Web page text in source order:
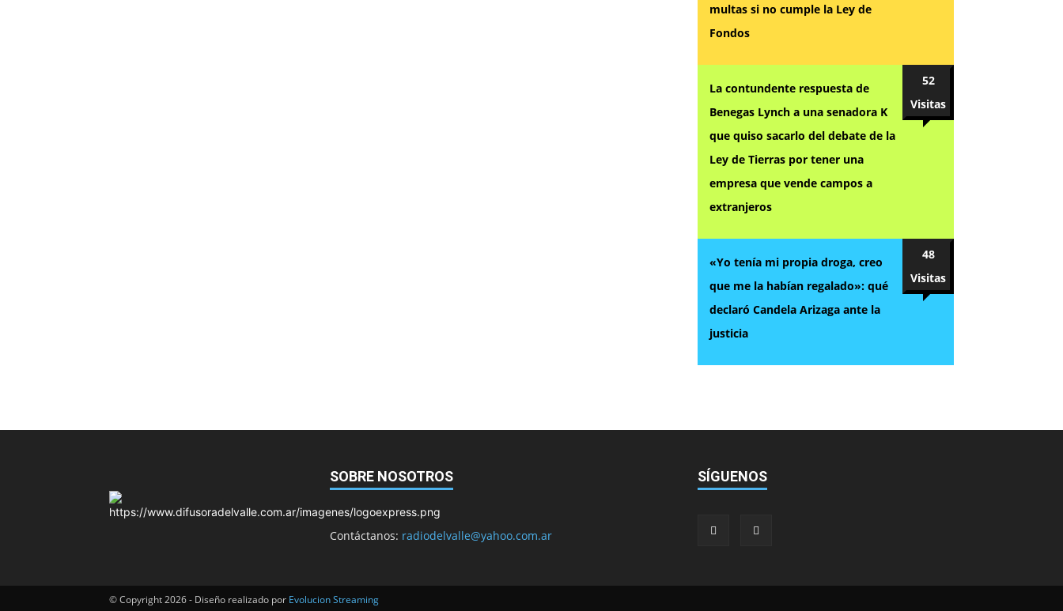
multas si no cumple la Ley de
Fondos
La contundente respuesta de
Benegas Lynch a una senadora K
que quiso sacarlo del debate de la
Ley de Tierras por tener una
empresa que vende campos a
extranjeros
52
Visitas
«Yo tenía mi propia droga, creo
que me la habían regalado»: qué
declaró Candela Arizaga ante la
justicia
48
Visitas
SOBRE NOSOTROS
Contáctanos: radiodelvalle@yahoo.com.ar
SÍGUENOS
© Copyright 2026 - Diseño realizado por Evolucion Streaming